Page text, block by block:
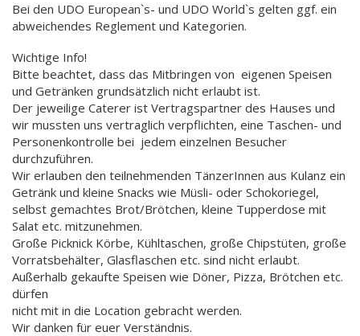
Bei den UDO European`s- und UDO World`s gelten ggf. ein
abweichendes Reglement und Kategorien.
Wichtige Info!
Bitte beachtet, dass das Mitbringen von eigenen Speisen
und Getränken grundsätzlich nicht erlaubt ist.
Der jeweilige Caterer ist Vertragspartner des Hauses und
wir mussten uns vertraglich verpflichten, eine Taschen- und
Personenkontrolle bei jedem einzelnen Besucher
durchzuführen.
Wir erlauben den teilnehmenden TänzerInnen aus Kulanz ein
Getränk und kleine Snacks wie Müsli- oder Schokoriegel,
selbst gemachtes Brot/Brötchen, kleine Tupperdose mit
Salat etc. mitzunehmen.
Große Picknick Körbe, Kühltaschen, große Chipstüten, große
Vorratsbehälter, Glasflaschen etc. sind nicht erlaubt.
Außerhalb gekaufte Speisen wie Döner, Pizza, Brötchen etc.
dürfen
nicht mit in die Location gebracht werden.
Wir danken für euer Verständnis.